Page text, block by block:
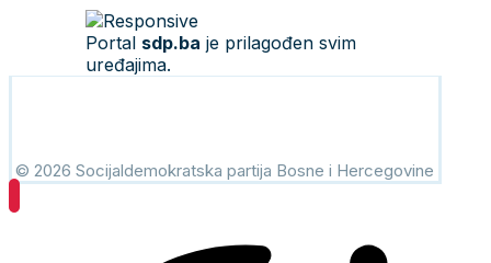
Portal sdp.ba je prilagođen svim
uređajima.
© 2026 Socijaldemokratska partija Bosne i Hercegovine